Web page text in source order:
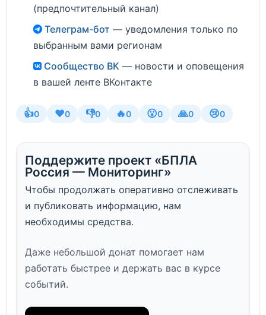
(предпочтительный канал)
Телеграм-бот — уведомления только по
выбранным вами регионам
Сообщество ВК — новости и оповещения
в вашей ленте ВКонтакте
👍0 ❤️0 👎0 🔥0 😮0 🙏0 😢0
Поддержите проект «БПЛА
Россия — Мониторинг»
Чтобы продолжать оперативно отслеживать
и публиковать информацию, нам
необходимы средства.
Даже небольшой донат помогает нам
работать быстрее и держать вас в курсе
событий.